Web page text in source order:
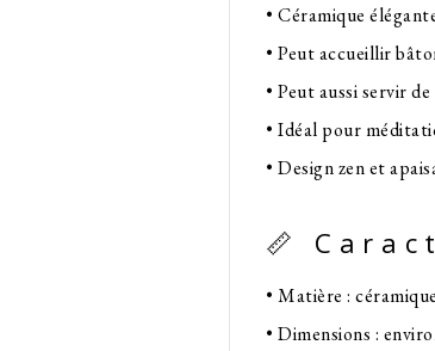
• Céramique
• Peut accueillir
• Peut aussi servir
• Idéal pour
• Design zen et
📏
• Matière : céramique
• Dimensions :